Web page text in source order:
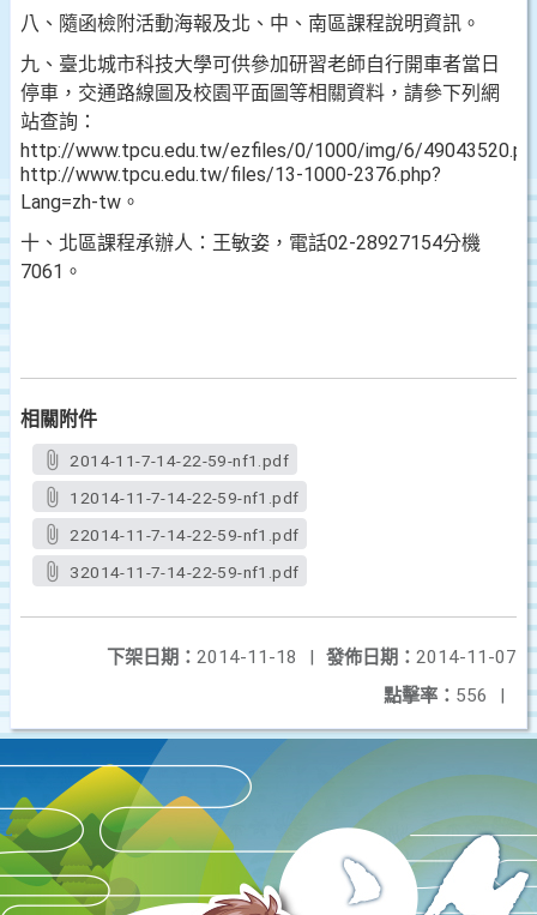
八、隨函檢附活動海報及北、中、南區課程說明資訊。
九、臺北城市科技大學可供參加研習老師自行開車者當日
停車，交通路線圖及校園平面圖等相關資料，請參下列網
站查詢：
http://www.tpcu.edu.tw/ezfiles/0/1000/img/6/
http://www.tpcu.edu.tw/files/13-1000-2376.php?
Lang=zh-tw。
十、北區課程承辦人：王敏姿，電話02-28927154分機
7061。
相關附件
2014-11-7-14-22-59-nf1.pdf
12014-11-7-14-22-59-nf1.pdf
22014-11-7-14-22-59-nf1.pdf
32014-11-7-14-22-59-nf1.pdf
發佈日期： 2014-11-07
下架日期： 2014-11-18
|
點擊率： 556 |